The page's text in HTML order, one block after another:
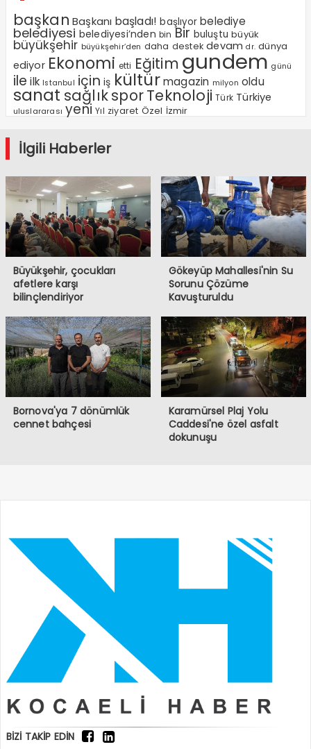
başkan Başkanı başladı! başlıyor belediye
belediyesi belediyesi’nden bin Bir buluştu büyük
büyükşehir büyükşehir’den daha destek devam dr. dünya
ediyor Ekonomi etti Eğitim gundem günü
ile ilk Istanbul için iş kültür magazin milyon oldu
sanat sağlıksporTeknoloji Türk Türkiye
uluslararası yeni Yıl ziyaret Özel İzmir
İlgili Haberler
Büyükşehir, çocukları
afetlere karşı
bilinçlendiriyor
Gökeyüp Mahallesi'nin Su
Sorunu Çözüme
Kavuşturuldu
Bornova'ya 7 dönümlük
cennet bahçesi
Karamürsel Plaj Yolu
Caddesi'ne özel asfalt
dokunuşu
BİZİ TAKİP EDİN